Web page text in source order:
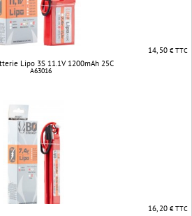
14, 50€ TTC
Lipo 3S 11.1V 1200mAh 25C
A63016
16, 20€ TTC